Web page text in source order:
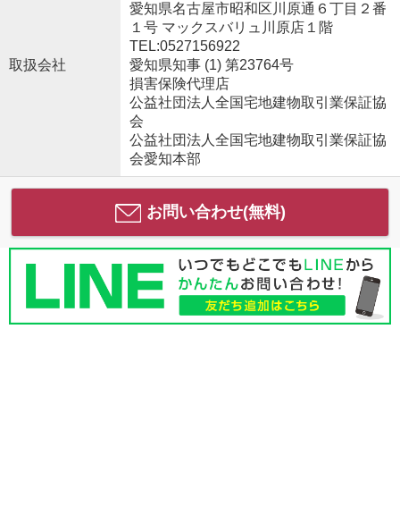
取扱会社
愛知県名古屋市昭和区川原通６丁目２番
１号 マックスバリュ川原店１階
TEL:0527156922
愛知県知事 (1) 第23764号
損害保険代理店
公益社団法人全国宅地建物取引業保証協
会
公益社団法人全国宅地建物取引業保証協
会愛知本部
お問い合わせ(無料)